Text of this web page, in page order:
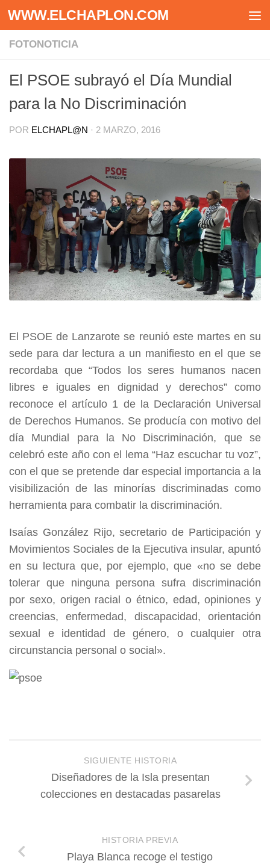
Saltar al contenido
WWW.ELCHAPLON.COM
FOTONOTICIA
El PSOE subrayó el Día Mundial
para la No Discriminación
POR ELCHAPL@N · 2 MARZO, 2016
El PSOE de Lanzarote se reunió este martes en su
sede para dar lectura a un manifiesto en el que se
recordaba que “Todos los seres humanos nacen
libres e iguales en dignidad y derechos” como
reconoce el artículo 1 de la Declaración Universal
de Derechos Humanos. Se producía con motivo del
día Mundial para la No Discriminación, que se
celebró este año con el lema “Haz escuchar tu voz”,
con el que se pretende dar especial importancia a la
visibilización de las minorías discriminadas como
herramienta para combatir la discriminación.
Isaías González Rijo, secretario de Participación y
Movimientos Sociales de la Ejecutiva insular, apuntó
en su lectura que, por ejemplo, que «no se debe
tolerar que ninguna persona sufra discriminación
por sexo, origen racial o étnico, edad, opiniones y
creencias, enfermedad, discapacidad, orientación
sexual e identidad de género, o cualquier otra
circunstancia personal o social».
SIGUIENTE HISTORIA
Diseñadores de la Isla presentan
colecciones en destacadas pasarelas
HISTORIA PREVIA
Playa Blanca recoge el testigo